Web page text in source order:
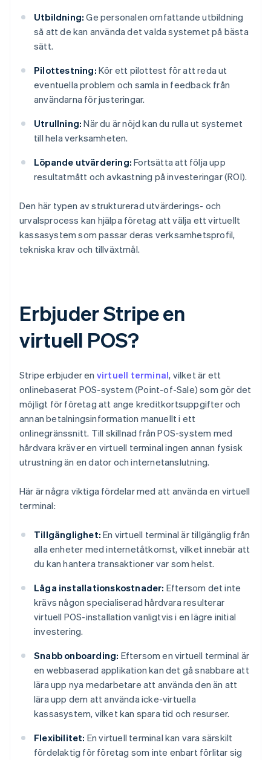
Utbildning: Ge personalen omfattande utbildning
så att de kan använda det valda systemet på bästa
sätt.
Pilottestning: Kör ett pilottest för att reda ut
eventuella problem och samla in feedback från
användarna för justeringar.
Utrullning: När du är nöjd kan du rulla ut systemet
till hela verksamheten.
Löpande utvärdering: Fortsätta att följa upp
resultatmått och avkastning på investeringar (ROI).
Den här typen av strukturerad utvärderings- och
urvalsprocess kan hjälpa företag att välja ett virtuellt
kassasystem som passar deras verksamhetsprofil,
tekniska krav och tillväxtmål.
Erbjuder Stripe en
virtuell POS?
Stripe erbjuder en virtuell terminal, vilket är ett
onlinebaserat POS-system (Point-of-Sale) som gör det
möjligt för företag att ange kreditkortsuppgifter och
annan betalningsinformation manuellt i ett
onlinegränssnitt. Till skillnad från POS-system med
hårdvara kräver en virtuell terminal ingen annan fysisk
utrustning än en dator och internetanslutning.
Här är några viktiga fördelar med att använda en virtuell
terminal:
Tillgänglighet: En virtuell terminal är tillgänglig från
alla enheter med internetåtkomst, vilket innebär att
du kan hantera transaktioner var som helst.
Låga installationskostnader: Eftersom det inte
krävs någon specialiserad hårdvara resulterar
virtuell POS-installation vanligtvis i en lägre initial
investering.
Snabb onboarding: Eftersom en virtuell terminal är
en webbaserad applikation kan det gå snabbare att
lära upp nya medarbetare att använda den än att
lära upp dem att använda icke-virtuella
kassasystem, vilket kan spara tid och resurser.
Flexibilitet: En virtuell terminal kan vara särskilt
fördelaktig för företag som inte enbart förlitar sig